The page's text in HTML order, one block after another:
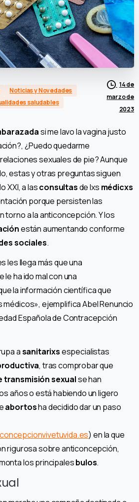
Noticias y Novedades
saludables
14 de
marzo de
2023
si me lavo la vagina justo
¿Puedo quedarme
sexuales de pie? Aunque
estas y otras preguntas siguen
XXI, a lasconsultasde lxs médicxs
porque persisten las
torno a la anticoncepción. Y los
están aumentando conforme
sociales.
les llega más que una
le ha ido mal con una
la información científica que
ejemplifica Abel Renuncio
Española de Contracepción
asanitarixsespecialistas
, tras comprobar que
transmisión sexualse han
años o está habiendo un ligero
abortosha decidido dar un paso
) en la que
rigurosa sobre anticoncepción,
los principalesbulos.